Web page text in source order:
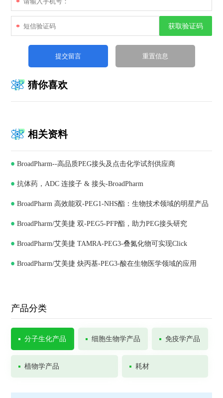
*
* 获取验证码
猜你喜欢
相关资料
BroadPharm--高品质PEG接头及点击化学试剂供应商
抗体药，ADC 连接子 & 接头-BroadPharm
BroadPharm 高效能双-PEG1-NHS酯：生物技术领域的明星产品
BroadPharm/艾美捷 双-PEG5-PFP酯，助力PEG接头研究
BroadPharm/艾美捷 TAMRA-PEG3-叠氮化物可实现Click
Chemistry
BroadPharm/艾美捷 炔丙基-PEG3-酸在生物医学领域的应用
产品分类
分子生化产品 细胞生物学产品 免疫学产品
植物学产品 耗材